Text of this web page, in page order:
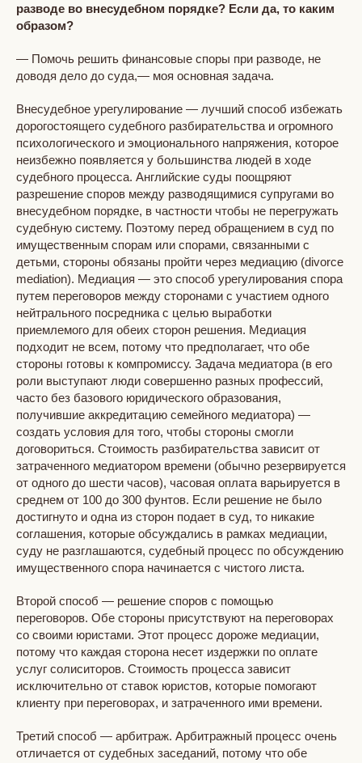
разводе во внесудебном порядке? Если да, то каким
образом?
— Помочь решить финансовые споры при разводе, не
доводя дело до суда,— моя основная задача.
Внесудебное урегулирование — лучший способ избежать
дорогостоящего судебного разбирательства и огромного
психологического и эмоционального напряжения, которое
неизбежно появляется у большинства людей в ходе
судебного процесса. Английские суды поощряют
разрешение споров между разводящимися супругами во
внесудебном порядке, в частности чтобы не перегружать
судебную систему. Поэтому перед обращением в суд по
имущественным спорам или спорами, связанными с
детьми, стороны обязаны пройти через медиацию (divorce
mediation). Медиация — это способ урегулирования спора
путем переговоров между сторонами с участием одного
нейтрального посредника с целью выработки
приемлемого для обеих сторон решения. Медиация
подходит не всем, потому что предполагает, что обе
стороны готовы к компромиссу. Задача медиатора (в его
роли выступают люди совершенно разных профессий,
часто без базового юридического образования,
получившие аккредитацию семейного медиатора) —
создать условия для того, чтобы стороны смогли
договориться. Стоимость разбирательства зависит от
затраченного медиатором времени (обычно резервируется
от одного до шести часов), часовая оплата варьируется в
среднем от 100 до 300 фунтов. Если решение не было
достигнуто и одна из сторон подает в суд, то никакие
соглашения, которые обсуждались в рамках медиации,
суду не разглашаются, судебный процесс по обсуждению
имущественного спора начинается с чистого листа.
Второй способ — решение споров с помощью
переговоров. Обе стороны присутствуют на переговорах
со своими юристами. Этот процесс дороже медиации,
потому что каждая сторона несет издержки по оплате
услуг солиситоров. Стоимость процесса зависит
исключительно от ставок юристов, которые помогают
клиенту при переговорах, и затраченного ими времени.
Третий способ — арбитраж. Арбитражный процесс очень
отличается от судебных заседаний, потому что обе